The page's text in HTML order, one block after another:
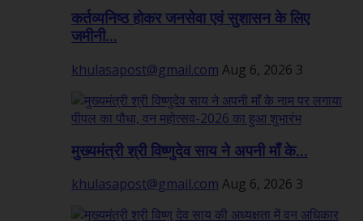
कर्तव्यनिष्ठ होकर जनसेवा एवं सुशासन के लिए
जमीनी...
khulasapost@gmail.com Aug 6, 2026 3
मुख्यमंत्री श्री विष्णुदेव साय ने अपनी माँ के...
khulasapost@gmail.com Aug 6, 2026 3